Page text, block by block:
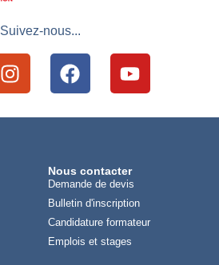
Suivez-nous...
Nous contacter
Demande de devis
Bulletin d'inscription
Candidature formateur
Emplois et stages